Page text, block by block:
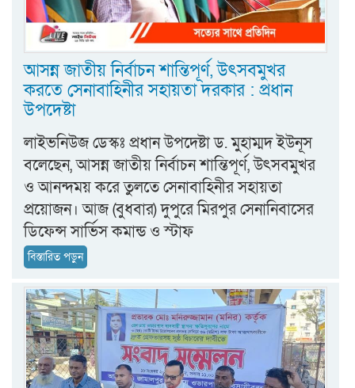
আসন্ন জাতীয় নির্বাচন শান্তিপূর্ণ, উৎসবমুখর
করতে সেনাবাহিনীর সহায়তা দরকার : প্রধান
উপদেষ্টা
লাইভনিউজ ডেস্কঃ প্রধান উপদেষ্টা ড. মুহাম্মদ ইউনূস
বলেছেন, আসন্ন জাতীয় নির্বাচন শান্তিপূর্ণ, উৎসবমুখর
ও আনন্দময় করে তুলতে সেনাবাহিনীর সহায়তা
প্রয়োজন। আজ (বুধবার) দুপুরে মিরপুর সেনানিবাসের
ডিফেন্স সার্ভিস কমান্ড ও স্টাফ
বিস্তারিত পড়ুন